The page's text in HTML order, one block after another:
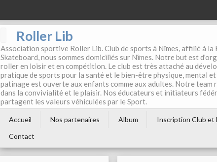
Roller Lib
Association sportive Roller Lib. Club de sports à Nîmes, affilié à
Skateboard, nous sommes domiciliés sur Nîmes. Notre but est
roller en loisir et en compétition. Le club est très attaché au
pratique de sports pour la santé et le bien-être physique, mental
patinage est ouverte aux enfants comme aux adultes. Notre
dans la convivialité et le plaisir. Nos éducateurs et initiateurs
partagent les valeurs véhiculées par le Sport.
Accueil Nos partenaires Album Inscription Club et
Contact